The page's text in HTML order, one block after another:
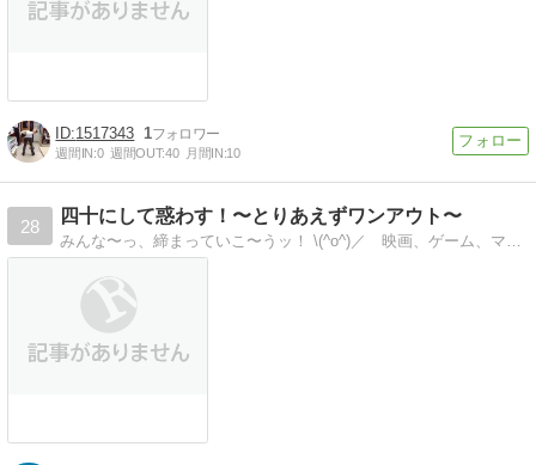
1517343 1
週間IN:0 週間OUT:40 月間IN:10
28
四十にして惑わす！〜とりあえずワンアウト〜